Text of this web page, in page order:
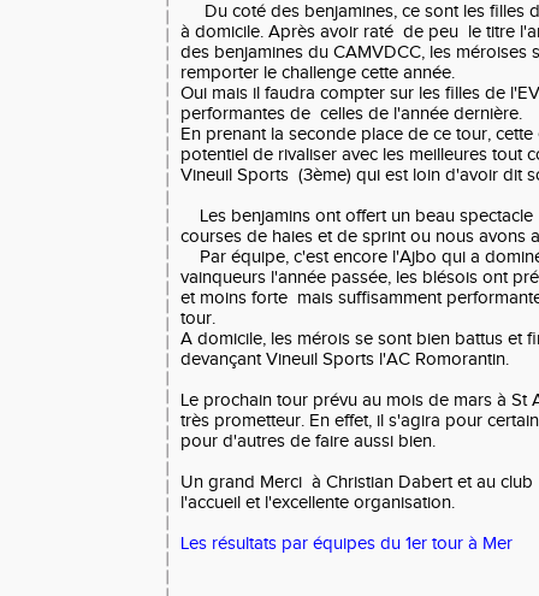
Du coté des benjamines, ce sont les filles
à domicile. Après avoir raté de peu le titre
des benjamines du CAMVDCC, les méroises
remporter le challenge cette année.
Oui mais il faudra compter sur les filles de
performantes de celles de l'année dernière.
En prenant la seconde place de ce tour,
potentiel de rivaliser avec les meilleures tout
Vineuil Sports (3ème) qui est loin d'avoir dit
Les benjamins ont offert un beau spectacle
courses de haies et de sprint ou nous avons
Par équipe, c'est encore l'Ajbo qui a
vainqueurs l'année passée, les blésois ont
et moins forte mais suffisamment
tour.
A domicile, les mérois se sont bien battus et
devançant Vineuil Sports l'AC Romorantin.
Le prochain tour prévu au mois de mars à St
très prometteur. En effet, il s'agira pour
pour d'autres de faire aussi bien.
Un grand Merci à Christian Dabert et au
l'accueil et l'excellente organisation.
Les résultats par équipes du 1er tour à Mer